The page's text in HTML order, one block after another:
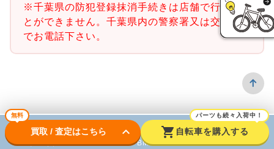
※千葉県の防犯登録抹消手続きは店舗で行うこ
とができません。千葉県内の警察署又は交番ま
でお電話下さい。
無料
買取 / 査定はこちら keyboard_arrow_down shopping_cart
パーツも続々入荷中！
自転車を購入する
ロードバイク BMX